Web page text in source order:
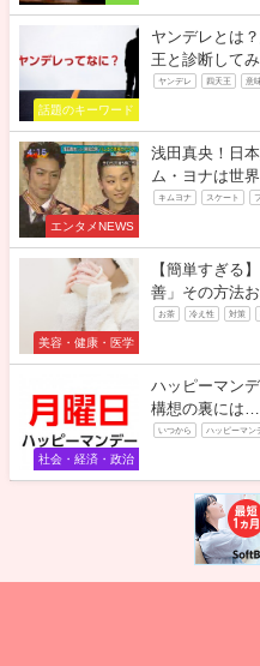
話題のキーワード
ヤンデレとは
王と診断して
ヤンデレ 四天王 意
エンタメNEWS
浅田真央！日
ム・ヨナは世
キムヨナ スケート
美容・健康・医学
【簡単すぎる
善」その方法
お茶 冷え性 対策
社会・経済・政治
ハッピーマン
構想の裏には
いつから ハッピーマン